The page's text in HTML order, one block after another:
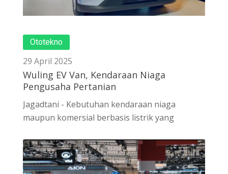
Ototekno
29 April 2025
Wuling EV Van, Kendaraan Niaga
Pengusaha Pertanian
Jagadtani - Kebutuhan kendaraan niaga
maupun komersial berbasis listrik yang